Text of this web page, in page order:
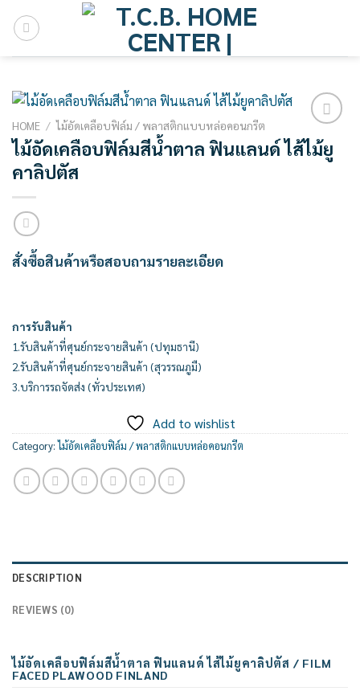
Add to
wishlist
HOME / ไม้อัดเคลือบฟิล์ม / พลาสติกแบบหล่อคอนกรีต
ไม้อัดเคลือบฟิล์มสีน้ำตาล ฟินแลนด์ ไส้ไม้ยู
คาลิปตัส
สั่งซื้อสินค้าหรือสอบถามรายละเอียด
การรับสินค้า
1.รับสินค้าที่ศุนย์กระจายสินค้า (ปทุมธานี)
2.รับสินค้าที่ศุนย์กระจายสินค้า (สุวรรณภูมื)
3.บริการรถจัดส่ง (ทั่วประเทศ)
Add to wishlist
Category:ไม้อัดเคลือบฟิล์ม / พลาสติกแบบหล่อคอนกรีต
DESCRIPTION
REVIEWS (0)
ไม้อัดเคลือบฟิล์มสีน้ำตาล ฟินแลนด์ ไส้ไม้ยูคาลิปตัส / FILM
FACED PLAWOOD FINLAND